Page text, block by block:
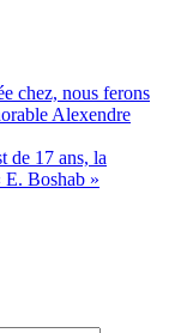
chez, nous ferons
Alexendre
de 17 ans, la
Boshab »